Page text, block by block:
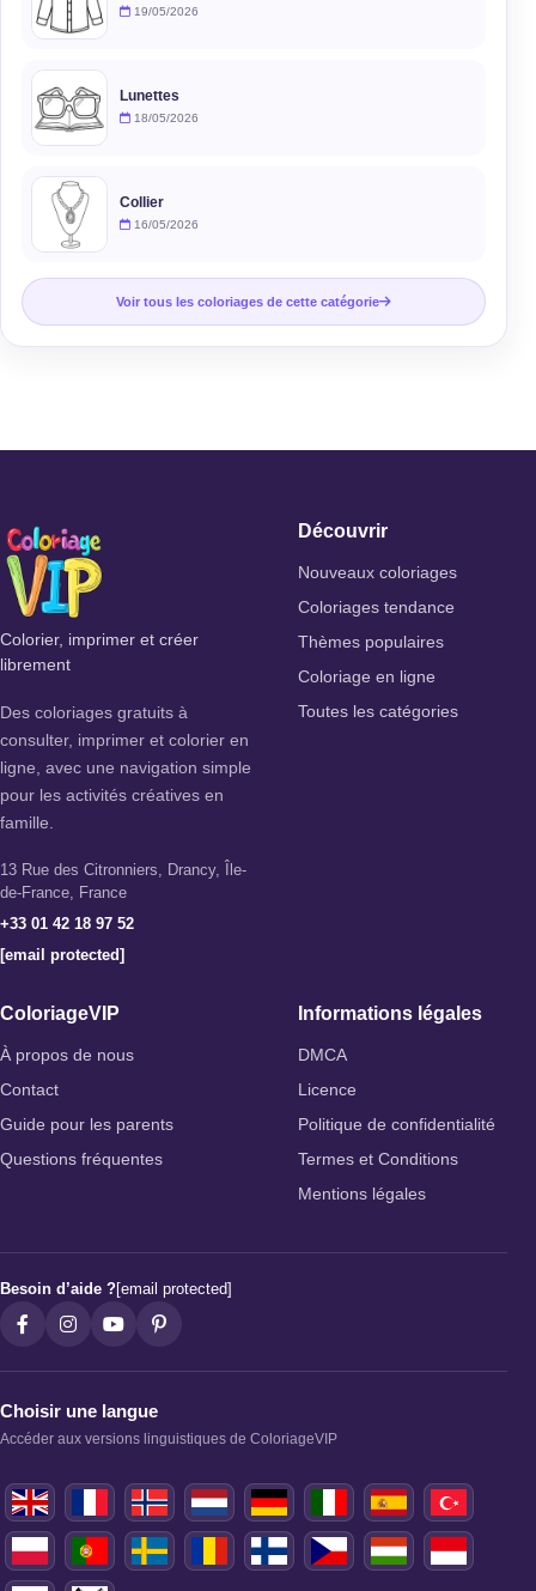
19/05/2026
Lunettes
18/05/2026
Collier
16/05/2026
Voir tous les coloriages de cette catégorie
Colorier, imprimer et créer
librement
Des coloriages gratuits à
consulter, imprimer et colorier en
ligne, avec une navigation simple
pour les activités créatives en
famille.
13 Rue des Citronniers, Drancy, Île-
de-France, France
+33 01 42 18 97 52
[email protected]
Découvrir
Nouveaux coloriages
Coloriages tendance
Thèmes populaires
Coloriage en ligne
Toutes les catégories
ColoriageVIP
À propos de nous
Contact
Guide pour les parents
Questions fréquentes
Informations légales
DMCA
Licence
Politique de confidentialité
Termes et Conditions
Mentions légales
Besoin d’aide ?[email protected]
Choisir une langue
Accéder aux versions linguistiques de ColoriageVIP